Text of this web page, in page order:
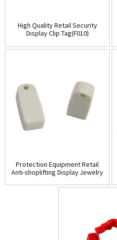
High Quality Retail Security
Display Clip Tag(F010)
Protection Equipment Retail
Anti-shoplifting Display Jewelry